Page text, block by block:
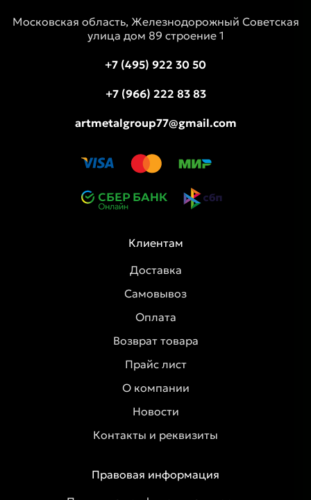
Московская область, Железнодорожный Советская
улица дом 89 строение 1
+7 (495) 922 30 50
+7 (966) 222 83 83
artmetalgroup77@gmail.com
Клиентам
Доставка
Самовывоз
Оплата
Возврат товара
Прайс лист
О компании
Новости
Контакты и реквизиты
Правовая информация